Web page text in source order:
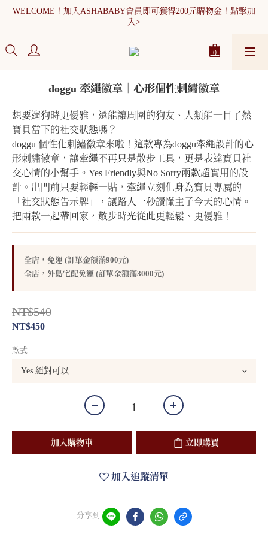
WELCOME！加入ASHABABY會員即可獲得200元購物金！點擊加
入>
入>
WELCOME！加入ASHABABY會員即可獲得200元購物金！點擊加
入>
doggu 牽繩徽章｜心形個性刺繡徽章
想要遛狗時更優雅，還能讓周圍的狗友、人類能一目了然
寶貝當下的社交狀態嗎？
doggu 個性化刺繡徽章來啦！這款專為doggu牽繩設計的心
形刺繡徽章，讓牽繩不再只是散步工具，更是表達寶貝社
交心情的小幫手。Yes Friendly與No Sorry兩款超實用的設
計。出門前只要輕輕一貼，牽繩立刻化身為寶貝專屬的
「社交狀態告示牌」，讓路人一秒讀懂主子今天的心情。
把兩款一起帶回家，散步時光從此更輕鬆、更優雅！
全店，免運 (訂單金額滿900元)
全店，外島宅配免運 (訂單金額滿3000元)
NT$540
NT$450
款式
加入購物車 立即購買
加入追蹤清單
分享到